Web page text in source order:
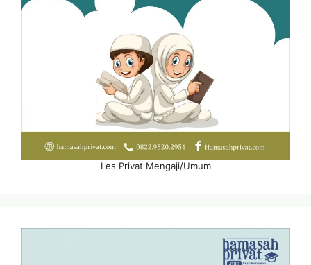
Les Privat Mengaji/Umum